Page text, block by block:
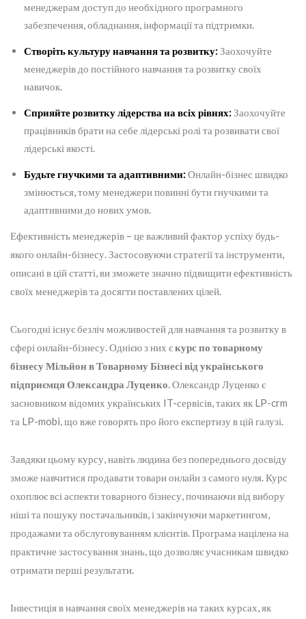
менеджерам доступ до необхідного програмного
забезпечення, обладнання, інформації та підтримки.
Створіть культуру навчання та розвитку: Заохочуйте
менеджерів до постійного навчання та розвитку своїх
навичок.
Сприяйте розвитку лідерства на всіх рівнях: Заохочуйте
працівників брати на себе лідерські ролі та розвивати свої
лідерські якості.
Будьте гнучкими та адаптивними: Онлайн-бізнес швидко
змінюється, тому менеджери повинні бути гнучкими та
адаптивними до нових умов.
Ефективність менеджерів – це важливий фактор успіху будь-
якого онлайн-бізнесу. Застосовуючи стратегії та інструменти,
описані в цій статті, ви зможете значно підвищити ефективність
своїх менеджерів та досягти поставлених цілей.
Сьогодні існує безліч можливостей для навчання та розвитку в
сфері онлайн-бізнесу. Однією з них єкурс по товарному
бізнесу Мільйон в Товарному Бізнесі від українського
підприємця Олександра Луценко. Олександр Луценко є
засновником відомих українських IT-сервісів, таких як LP-crm
та LP-mobi, що вже говорять про його експертизу в цій галузі.
Завдяки цьому курсу, навіть людина без попереднього досвіду
зможе навчитися продавати товари онлайн з самого нуля. Курс
охоплює всі аспекти товарного бізнесу, починаючи від вибору
ніші та пошуку постачальників, і закінчуючи маркетингом,
продажами та обслуговуванням клієнтів. Програма націлена на
практичне застосування знань, що дозволяє учасникам швидко
отримати перші результати.
Інвестиція в навчання своїх менеджерів на таких курсах, як